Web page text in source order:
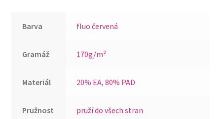
Barva fluo červená
Gramáž 170g/m²
Materiál 20% EA,80% PAD
Pružnost pruží do všech stran